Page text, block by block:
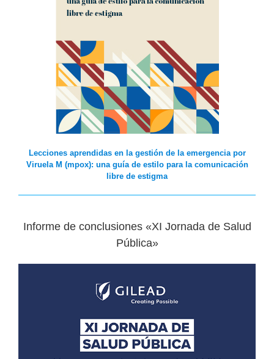
Lecciones aprendidas en la gestión de la emergencia por
Viruela M (mpox): una guía de estilo para la comunicación
libre de estigma
Informe de conclusiones «XI Jornada de Salud
Pública»